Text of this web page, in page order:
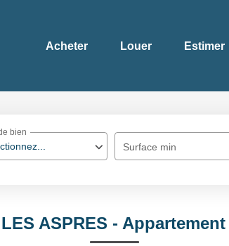
Acheter Louer Estimer
bien
Surface min
ASPRES -